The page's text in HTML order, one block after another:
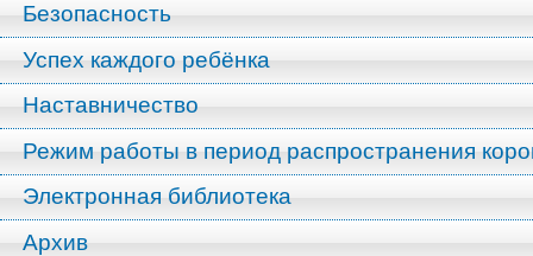
Безопасность
Успех каждого ребёнка
Наставничество
Режим работы в период распространения
Электронная библиотека
Архив